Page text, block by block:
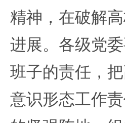
精神，在破解
进展。各级党
班子的责任，
意识形态工作